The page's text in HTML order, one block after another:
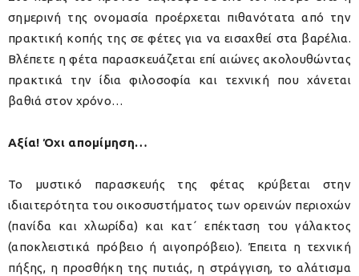
σημερινή της ονομασία προέρχεται πιθανότατα από την
πρακτική κοπής της σε φέτες για να εισαχθεί στα βαρέλια.
Βλέπετε η φέτα παρασκευάζεται επί αιώνες ακολουθώντας
πρακτικά την ίδια φιλοσοφία και τεχνική που χάνεται
βαθιά στον χρόνο…
Αξία! Όχι απομίμηση…
Το μυστικό παρασκευής της φέτας κρύβεται στην
ιδιαιτερότητα του οικοσυστήματος των ορεινών περιοχών
(πανίδα και χλωρίδα) και κατ΄ επέκταση του γάλακτος
(αποκλειστικά πρόβειο ή αιγοπρόβειο). Έπειτα η τεχνική
πήξης, η προσθήκη της πυτιάς, η στράγγιση, το αλάτισμα